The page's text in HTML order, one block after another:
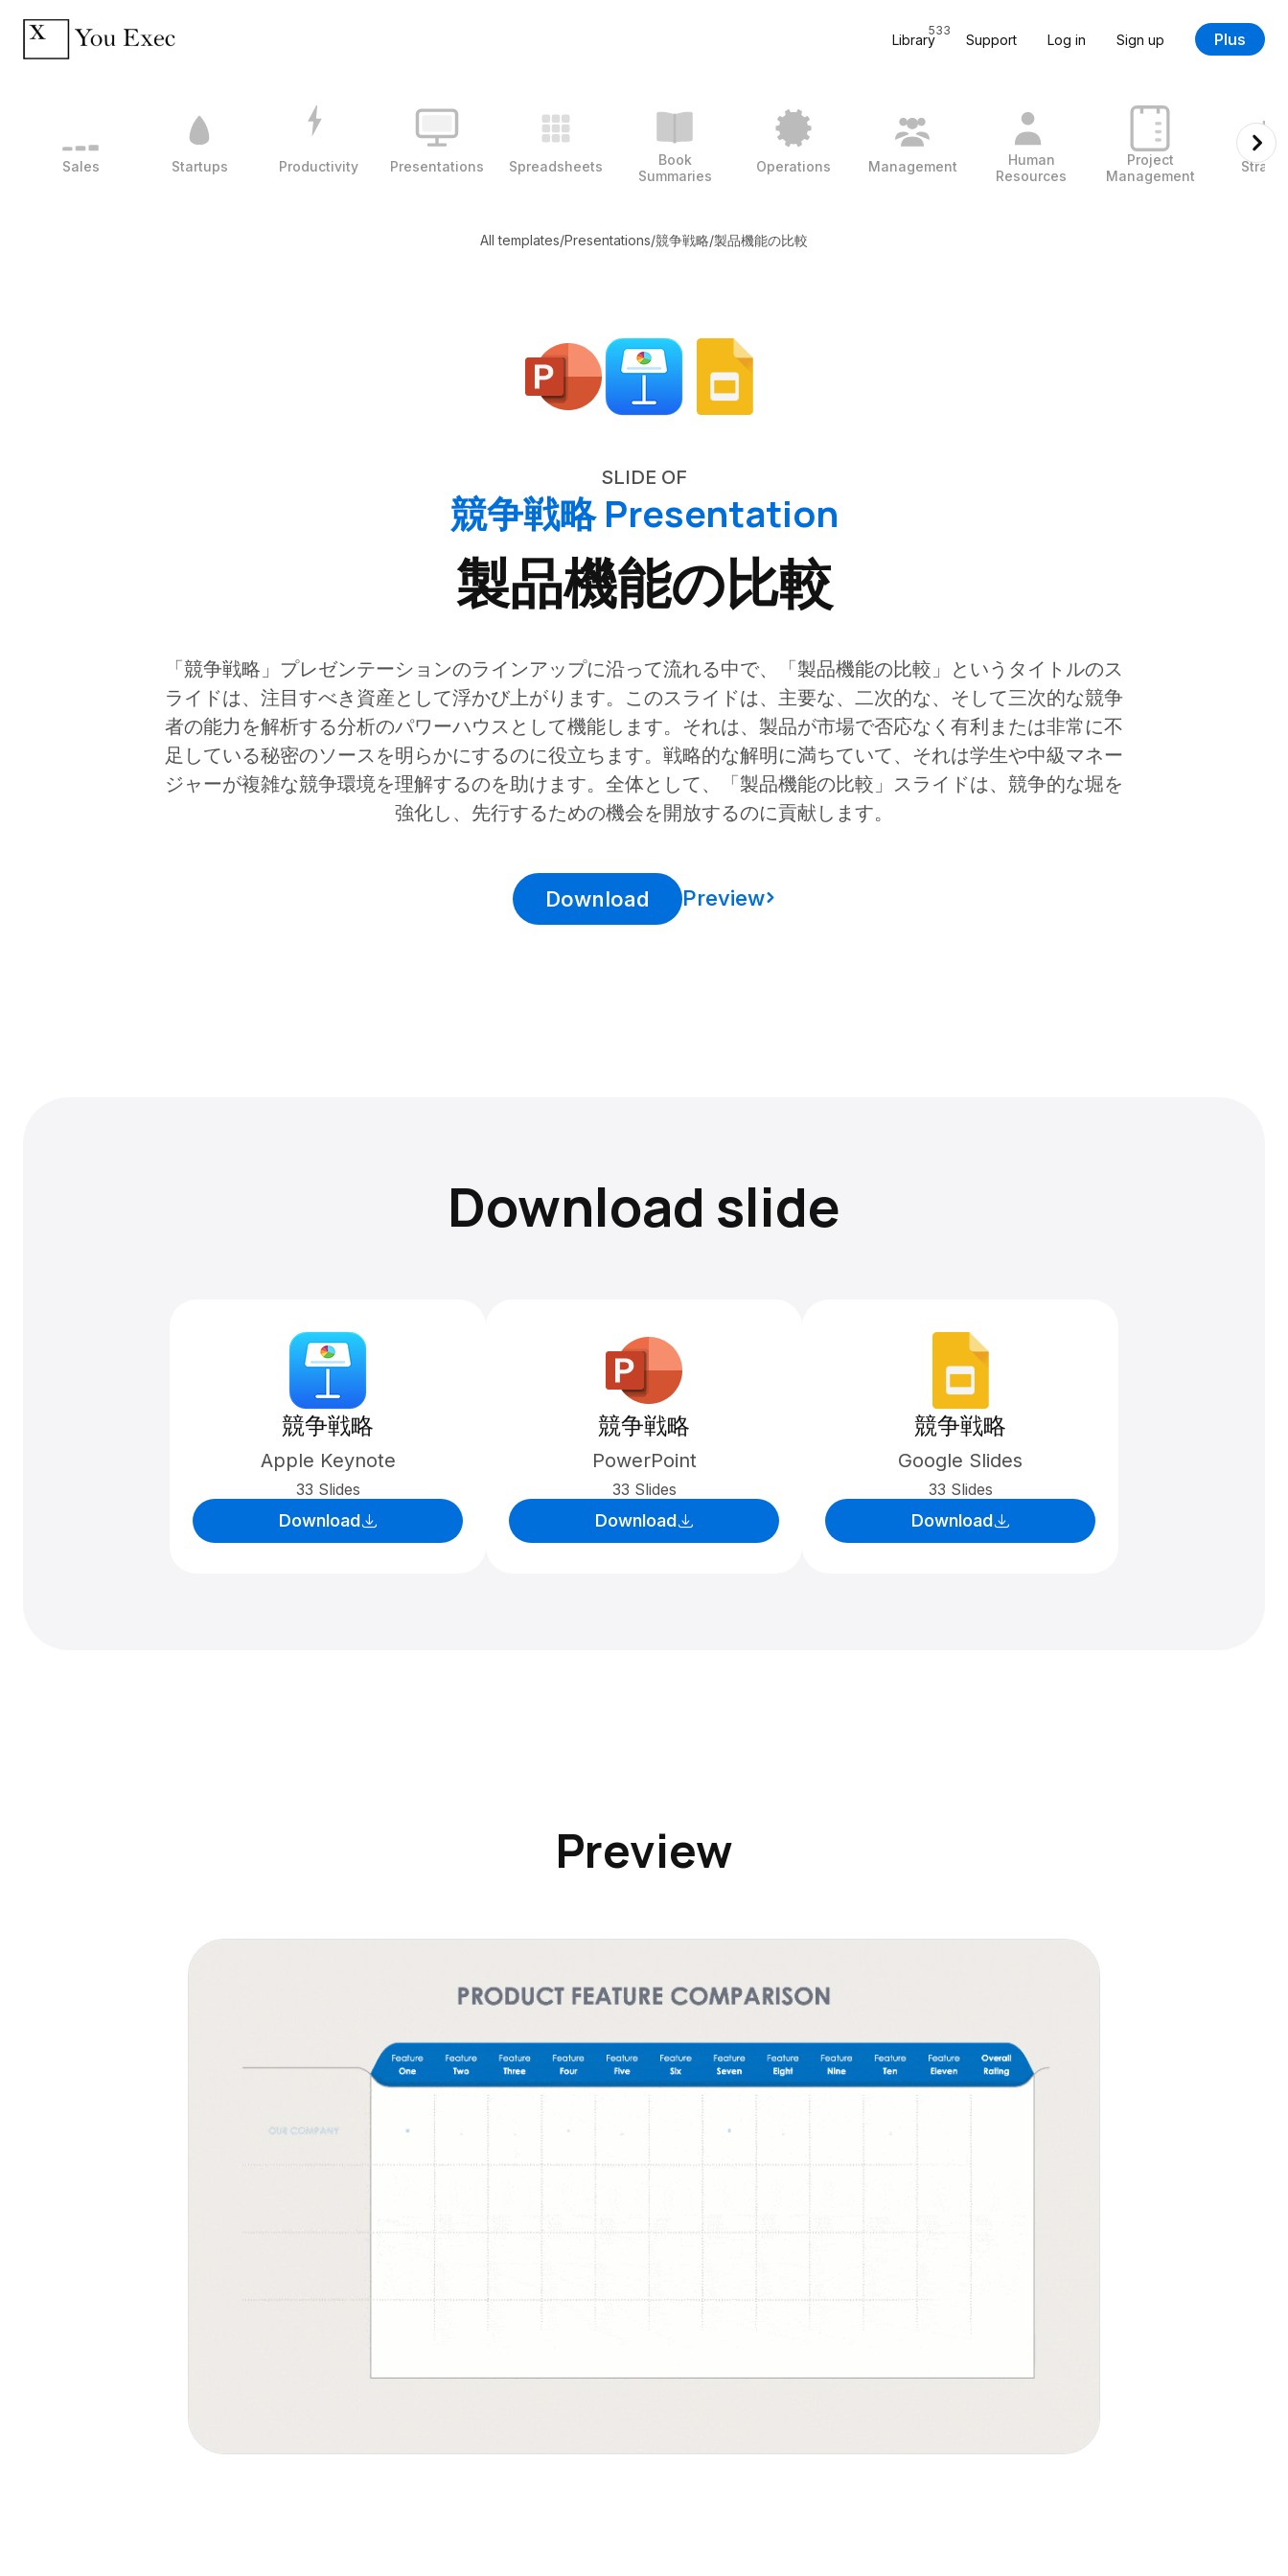
Library
533
Support Log in Sign up Plus
Sales Startups Productivity Presentations Spreadsheets
Book
Summaries
Operations Management
Human
Resources
Project
Management
All templates/Presentations/競争戦略/製品機能の比較
SLIDE OF
競争戦略 Presentation
製品機能の比較
「競争戦略」プレゼンテーションのラインアップに沿って流れる中で、「製品機能の比較」というタイトルのス
ライドは、注目すべき資産として浮かび上がります。このスライドは、主要な、二次的な、そして三次的な競争
者の能力を解析する分析のパワーハウスとして機能します。それは、製品が市場で否応なく有利または非常に不
足している秘密のソースを明らかにするのに役立ちます。戦略的な解明に満ちていて、それは学生や中級マネー
ジャーが複雑な競争環境を理解するのを助けます。全体として、「製品機能の比較」スライドは、競争的な堀を
強化し、先行するための機会を開放するのに貢献します。
Download Preview
Download slide
競争戦略
Apple Keynote
33 Slides
Download
競争戦略
PowerPoint
33 Slides
Download
競争戦略
Google Slides
33 Slides
Download
Preview